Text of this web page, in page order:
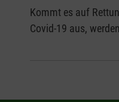
Kommt es auf
Covid-19 aus,